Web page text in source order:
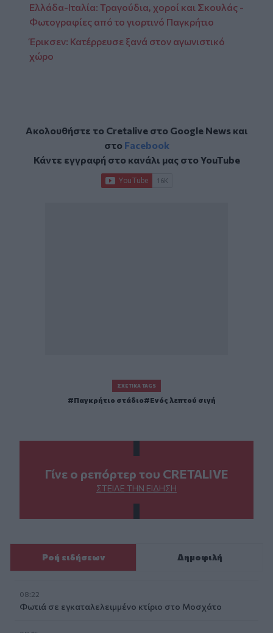
Ελλάδα-Ιταλία: Τραγούδια, χoροί και Σκουλάς -
Φωτογραφίες από το γιορτινό Παγκρήτιο
Έρικσεν: Κατέρρευσε ξανά στον αγωνιστικό
χώρο
Ακολουθήστε το Cretalive στο Google Newsκαι
στο Facebook
Κάντε εγγραφή στο κανάλι μας στοYouTube
ΣΧΕΤΙΚΆ TAGS
Παγκρήτιο στάδιο Ενός λεπτού σιγή
Γίνε ο ρεπόρτερ του CRETALIVE
ΣΤΕΊΛΕ ΤΗΝ ΕΊΔΗΣΗ
Ροή ειδήσεων Δημοφιλή
08:22
Φωτιά σε εγκαταλελειμμένο κτίριο στο Μοσχάτο